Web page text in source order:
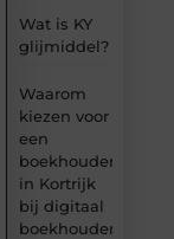
Wat is KY
glijmiddel?
Waarom
kiezen voor
een
boekhouder
in Kortrijk
bij digitaal
boekhouden?